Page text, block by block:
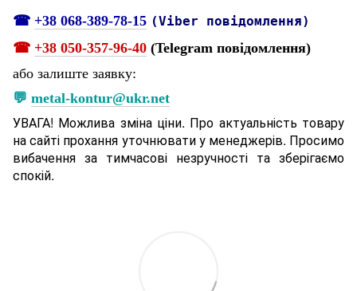
☎ +38 068-389-78-15 (Viber повідомлення)
☎ +38 050-357-96-40 (Telegram повідомлення)
або залиште заявку:
💬 metal-kontur@ukr.net
УВАГА! Можлива зміна ціни. Про актуальність товару
на сайті прохання уточнювати у менеджерів. Просимо
вибачення за тимчасові незручності та зберігаємо
спокій.